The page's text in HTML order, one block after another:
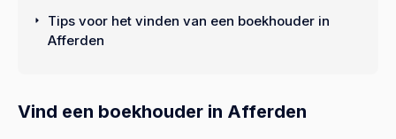
Vind een boekhouder in Afferden
Tips voor het vinden van een boekhouder in
Afferden